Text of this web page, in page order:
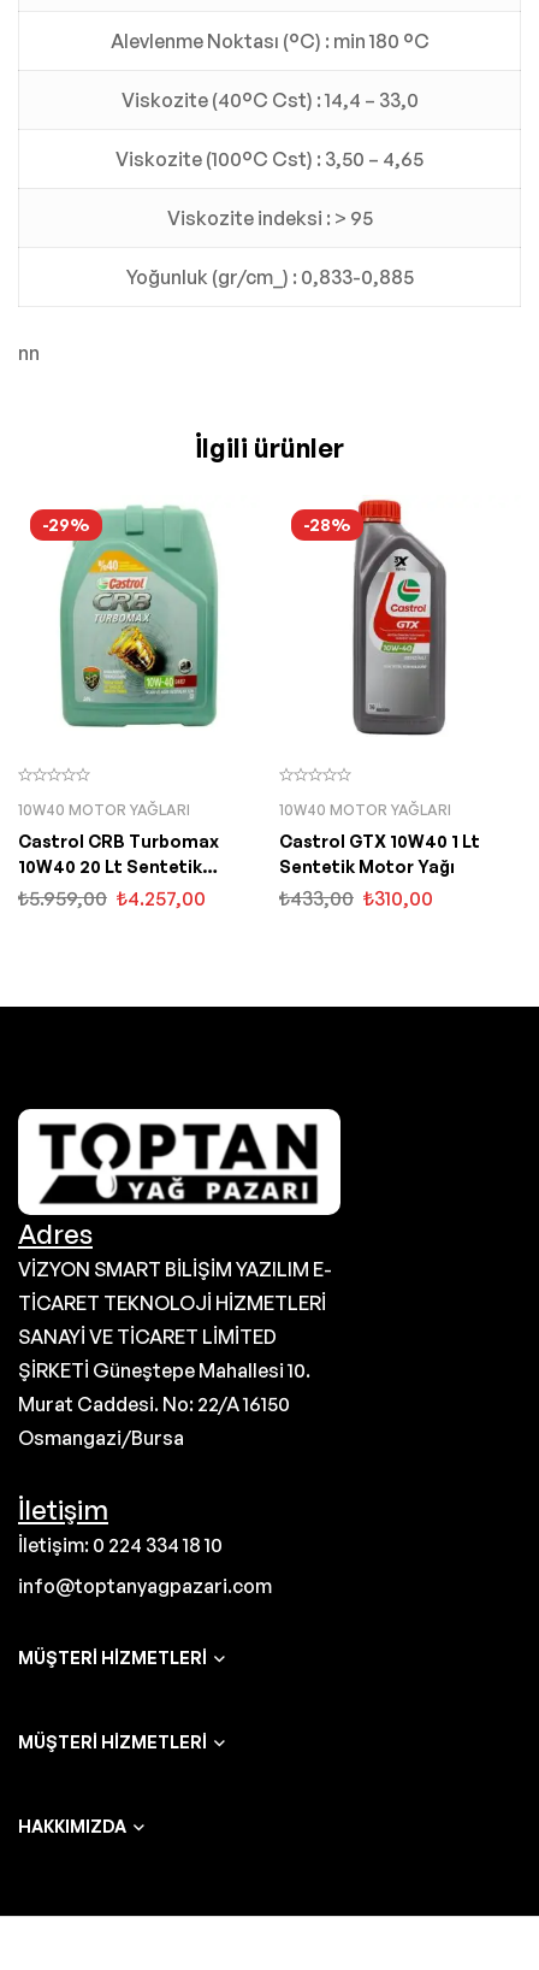
Alevlenme Noktası (°C) : min 180 °C
Viskozite (40°C Cst) : 14,4 – 33,0
Viskozite (100°C Cst) : 3,50 – 4,65
Viskozite indeksi : > 95
Yoğunluk (gr/cm_) : 0,833-0,885
nn
İlgili ürünler
-29%
10W40 MOTOR YAĞLARI
Castrol CRB Turbomax
10W40 20 Lt Sentetik
Motor Yağı
₺5.959,00 ₺4.257,00
-28%
10W40 MOTOR YAĞLARI
Castrol GTX 10W40 1 Lt
Sentetik Motor Yağı
₺433,00 ₺310,00
Adres
VİZYON SMART BİLİŞİM YAZILIM E-
TİCARET TEKNOLOJİ HİZMETLERİ
SANAYİ VE TİCARET LİMİTED
ŞİRKETİ Güneştepe Mahallesi 10.
Murat Caddesi. No: 22/A 16150
Osmangazi/Bursa
İletişim
İletişim: 0 224 334 18 10
info@toptanyagpazari.com
MÜŞTERI HIZMETLERI
MÜŞTERI HIZMETLERI
HAKKIMIZDA